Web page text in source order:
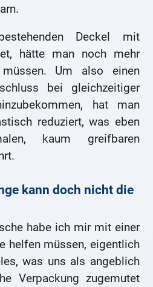
Deckel mit
hätte man noch mehr
Um also einen
bei gleichzeitiger
hat man
reduziert, was eben
kaum greifbaren
kann doch nicht die
habe ich mir mit einer
helfen müssen, eigentlich
was uns als angeblich
Verpackung zugemutet